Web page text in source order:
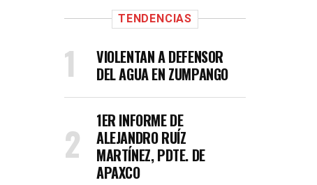
TENDENCIAS
VIOLENTAN A DEFENSOR
DEL AGUA EN ZUMPANGO
1ER INFORME DE
ALEJANDRO RUÍZ
MARTÍNEZ, PDTE. DE
APAXCO